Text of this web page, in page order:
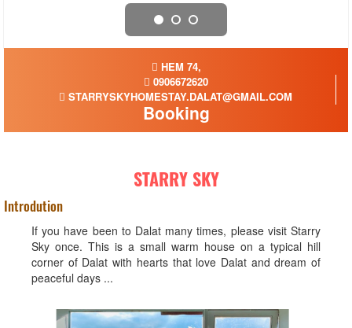
HEM 74,
0906672620
STARRYSKYHOMESTAY.DALAT@GMAIL.COM
Booking
STARRY SKY
Introdution
If you have been to Dalat many times, please visit Starry
Sky once. This is a small warm house on a typical hill
corner of Dalat with hearts that love Dalat and dream of
peaceful days ...